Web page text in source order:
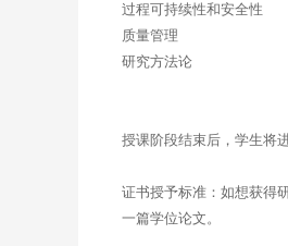
过程可持续性和安全性
质量管理
研究方法论
授课阶段结束后，学生将
证书授予标准：如想获得
一篇学位论文。